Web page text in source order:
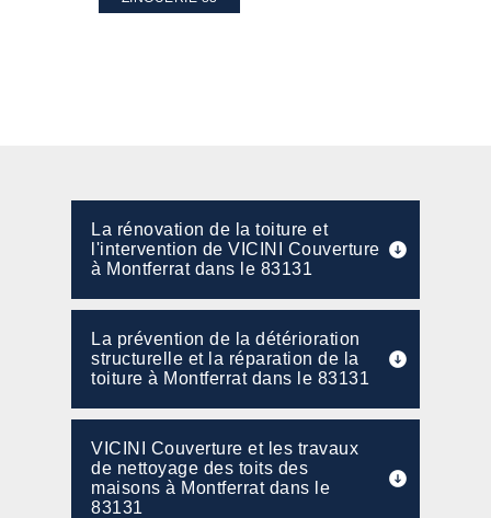
La rénovation de la toiture et
l'intervention de VICINI Couverture
à Montferrat dans le 83131
La prévention de la détérioration
structurelle et la réparation de la
toiture à Montferrat dans le 83131
VICINI Couverture et les travaux
de nettoyage des toits des
maisons à Montferrat dans le
83131